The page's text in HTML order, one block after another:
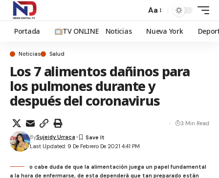
Aa
Portada TV ONLINE Noticias Nueva York
Noticias Salud
Los 7 alimentos dañinos para
los pulmones durante y
después del coronavirus
Last Updated: 9 De Febrero De 2021 4:41 PM
BySujeidy Urraca
3 Min Read
o cabe duda de que la alimentación juega un papel fundamental
a la hora de enfermarse, de esta dependerá que tan preparado están